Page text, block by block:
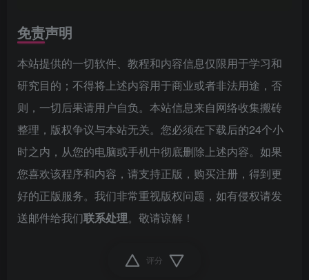
免责声明
本站提供的一切软件、教程和内容信息仅限用于学习和
研究目的；不得将上述内容用于商业或者非法用途，否
则，一切后果请用户自负。本站信息来自网络收集搬砖
整理，版权争议与本站无关。您必须在下载后的24个小
时之内，从您的电脑或手机中彻底删除上述内容。如果
您喜欢该程序和内容，请支持正版，购买注册，得到更
好的正版服务。我们非常重视版权问题，如有侵权请发
送邮件给我们联系处理。敬请谅解！
评分